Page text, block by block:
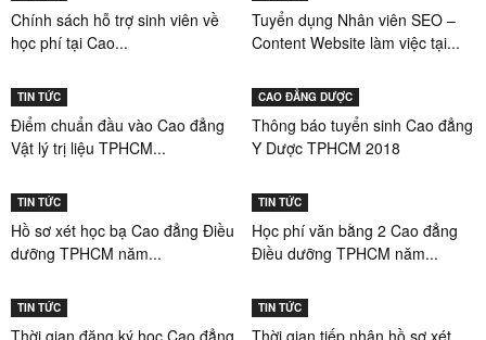
Chính sách hỗ trợ sinh viên về
học phí tại Cao...
Tuyển dụng Nhân viên SEO –
Content Website làm việc tại...
TIN TỨC
Điểm chuẩn đầu vào Cao đẳng
Vật lý trị liệu TPHCM...
CAO ĐẲNG DƯỢC
Thông báo tuyển sinh Cao đẳng
Y Dược TPHCM 2018
TIN TỨC
Hồ sơ xét học bạ Cao đẳng Điều
dưỡng TPHCM năm...
TIN TỨC
Học phí văn bằng 2 Cao đẳng
Điều dưỡng TPHCM năm...
TIN TỨC
Thời gian đăng ký học Cao đẳng
TIN TỨC
Thời gian tiếp nhận hồ sơ xét